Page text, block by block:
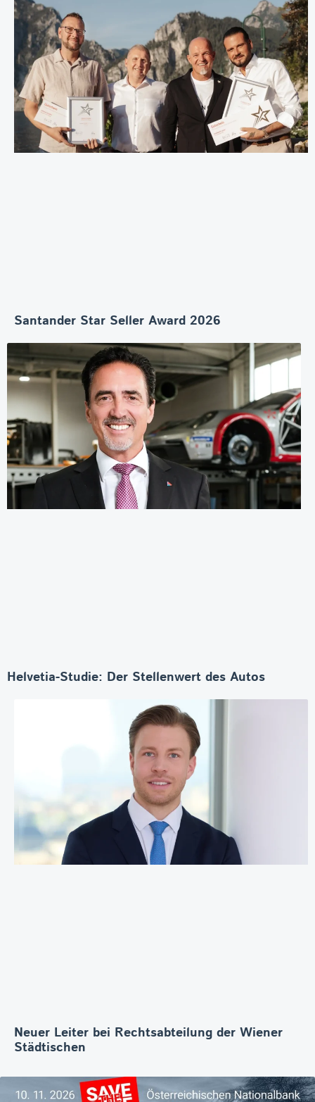
Santander Star Seller Award 2026
Helvetia-Studie: Der Stellenwert des Autos
Neuer Leiter bei Rechtsabteilung der Wiener
Städtischen